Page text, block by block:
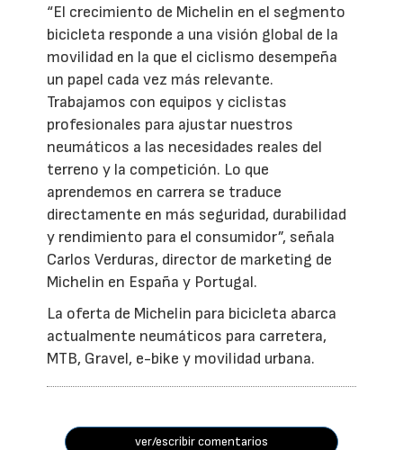
“El crecimiento de Michelin en el segmento
bicicleta responde a una visión global de la
movilidad en la que el ciclismo desempeña
un papel cada vez más relevante.
Trabajamos con equipos y ciclistas
profesionales para ajustar nuestros
neumáticos a las necesidades reales del
terreno y la competición. Lo que
aprendemos en carrera se traduce
directamente en más seguridad, durabilidad
y rendimiento para el consumidor”, señala
Carlos Verduras, director de marketing de
Michelin en España y Portugal.
La oferta de Michelin para bicicleta abarca
actualmente neumáticos para carretera,
MTB, Gravel, e-bike y movilidad urbana.
ver/escribir comentarios